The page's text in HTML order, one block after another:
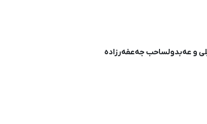
و عەبدولساحب جەعفەرزادە